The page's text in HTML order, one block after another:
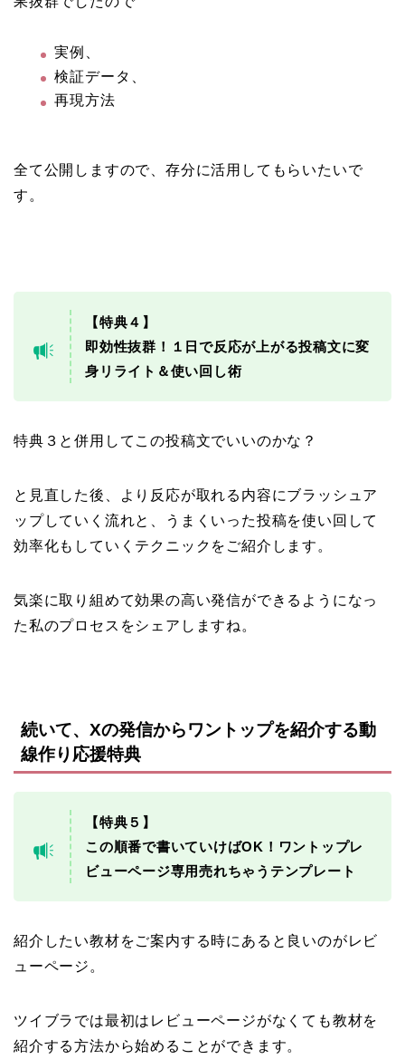
実例、
検証データ、
再現方法
全て公開しますので、存分に活用してもらいたいで
す。
【特典４】
即効性抜群！１日で反応が上がる投稿文に変
身リライト＆使い回し術
特典３と併用してこの投稿文でいいのかな？
と見直した後、より反応が取れる内容にブラッシュア
ップしていく流れと、うまくいった投稿を使い回して
効率化もしていくテクニックをご紹介します。
気楽に取り組めて効果の高い発信ができるようになっ
た私のプロセスをシェアしますね。
続いて、Xの発信からワントップを紹介する動
線作り応援特典
【特典５】
この順番で書いていけばOK！ワントップレ
ビューページ専用売れちゃうテンプレート
紹介したい教材をご案内する時にあると良いのがレビ
ューページ。
ツイブラでは最初はレビューページがなくても教材を
紹介する方法から始めることができます。